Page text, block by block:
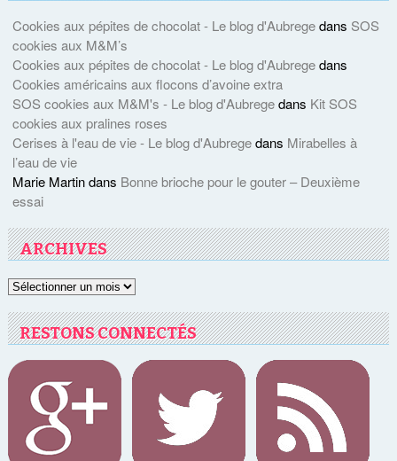
Cookies aux pépites de chocolat - Le blog d'Aubregedans SOS
cookies aux M&M’s
Cookies aux pépites de chocolat - Le blog d'Aubregedans
Cookies américains aux flocons d’avoine extra
SOS cookies aux M&M's - Le blog d'Aubregedans Kit SOS
cookies aux pralines roses
Cerises à l'eau de vie - Le blog d'Aubregedans Mirabelles à
l’eau de vie
Marie Martindans Bonne brioche pour le gouter – Deuxième
essai
ARCHIVES
Archives
RESTONS CONNECTÉS